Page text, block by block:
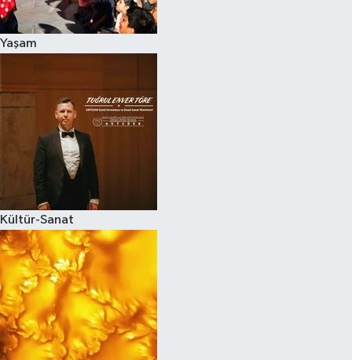
Yaşam
Kültür-Sanat